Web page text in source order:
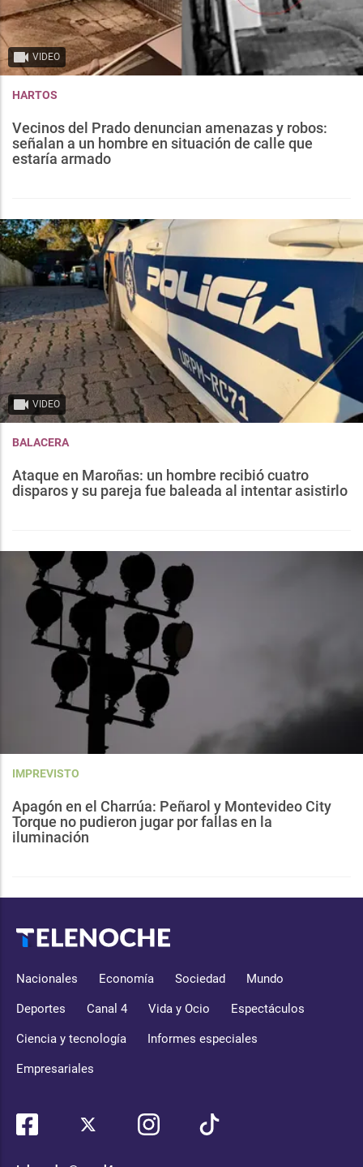
VIDEO
HARTOS
Vecinos del Prado denuncian amenazas y robos:
señalan a un hombre en situación de calle que
estaría armado
VIDEO
BALACERA
Ataque en Maroñas: un hombre recibió cuatro
disparos y su pareja fue baleada al intentar asistirlo
IMPREVISTO
Apagón en el Charrúa: Peñarol y Montevideo City
Torque no pudieron jugar por fallas en la
iluminación
Nacionales Economía Sociedad Mundo
Deportes Canal 4 Vida y Ocio Espectáculos
Ciencia y tecnología Informes especiales
Empresariales